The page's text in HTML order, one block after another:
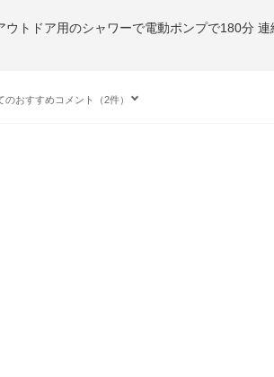
トドア用のシャワーで電動ポンプで180分 連
のおすすめコメント（2件）